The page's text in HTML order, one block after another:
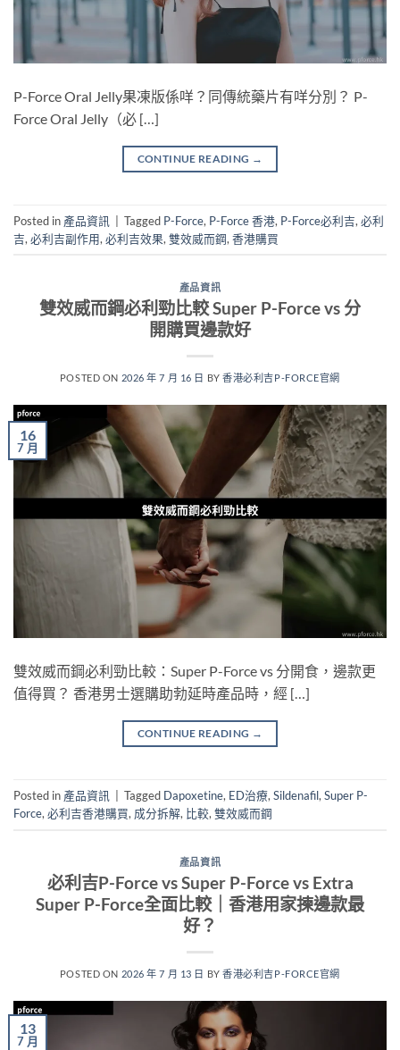
P-Force Oral Jelly果凍版係咩？同傳統藥片有咩分別？ P-
Force Oral Jelly（必 […]
CONTINUE READING →
Posted in 產品資訊 Tagged P-Force, P-Force 香港, P-Force必利吉, 必利
吉, 必利吉副作用, 必利吉效果, 雙效威而鋼, 香港購買
產品資訊
雙效威而鋼必利勁比較 Super P-Force vs 分
開購買邊款好
POSTED ON 2026 年 7 月 16 日 BY香港必利吉P-FORCE官網
16
7 月
雙效威而鋼必利勁比較：Super P-Force vs 分開食，邊款更
值得買？ 香港男士選購助勃延時產品時，經 […]
CONTINUE READING →
Posted in 產品資訊 Tagged Dapoxetine, ED治療, Sildenafil, Super P-
Force, 必利吉香港購買, 成分拆解, 比較, 雙效威而鋼
產品資訊
必利吉P-Force vs Super P-Force vs Extra
Super P-Force全面比較｜香港用家揀邊款最
好？
POSTED ON 2026 年 7 月 13 日 BY香港必利吉P-FORCE官網
13
7 月